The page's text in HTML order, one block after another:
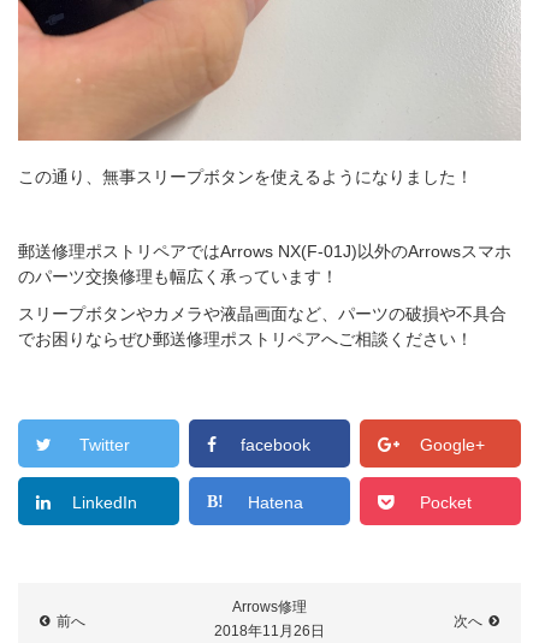
この通り、無事スリープボタンを使えるようになりました！
郵送修理ポストリペアではArrows NX(F-01J)以外のArrowsスマホ
のパーツ交換修理も幅広く承っています！
スリープボタンやカメラや液晶画面など、パーツの破損や不具合
でお困りならぜひ郵送修理ポストリペアへご相談ください！
Twitter facebook Google+
LinkedIn Hatena Pocket
Arrows修理
2018年11月26日
前へ 次へ